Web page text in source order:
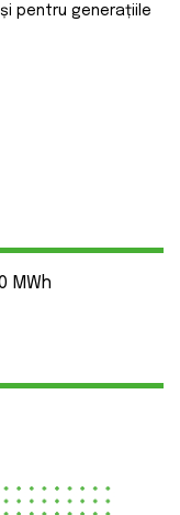
pentru generațiile
MWh